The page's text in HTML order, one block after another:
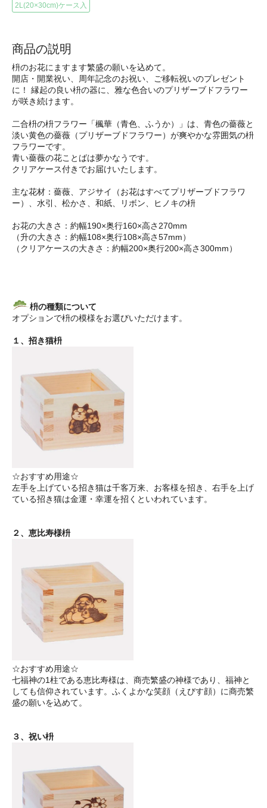
2L(20×30cm)ケース入
商品の説明
枡のお花にますます繁盛の願いを込めて。
開店・開業祝い、周年記念のお祝い、ご移転祝いのプレゼント
に！ 縁起の良い枡の器に、雅な色合いのプリザーブドフラワー
が咲き続けます。
二合枡の枡フラワー「楓華（青色、ふうか）」は、青色の薔薇と
淡い黄色の薔薇（プリザーブドフラワー）が爽やかな雰囲気の枡
フラワーです。
青い薔薇の花ことばは夢かなうです。
クリアケース付きでお届けいたします。
主な花材：薔薇、アジサイ（お花はすべてプリザーブドフラワ
ー）、水引、松かさ、和紙、リボン、ヒノキの枡
お花の大きさ：約幅190×奥行160×高さ270mm
（升の大きさ：約幅108×奥行108×高さ57mm）
（クリアケースの大きさ：約幅200×奥行200×高さ300mm）
枡の種類について
オプションで枡の模様をお選びいただけます。
１、招き猫枡
☆おすすめ用途☆
左手を上げている招き猫は千客万来、お客様を招き、右手を上げ
ている招き猫は金運・幸運を招くといわれています。
２、恵比寿様枡
☆おすすめ用途☆
七福神の1柱である恵比寿様は、商売繁盛の神様であり、福神と
しても信仰されています。ふくよかな笑顔（えびす顔）に商売繁
盛の願いを込めて。
３、祝い枡